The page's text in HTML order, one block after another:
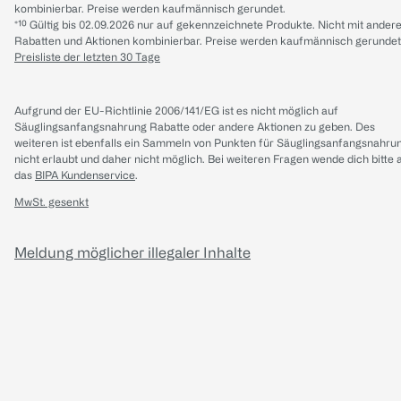
kombinierbar. Preise werden kaufmännisch gerundet.
*¹⁰ Gültig bis 02.09.2026 nur auf gekennzeichnete Produkte. Nicht mit
Rabatten und Aktionen kombinierbar. Preise werden kaufmännisch
Preisliste der letzten 30 Tage
Aufgrund der EU-Richtlinie 2006/141/EG ist es nicht möglich auf
Säuglingsanfangsnahrung Rabatte oder andere Aktionen zu geben. Des
weiteren ist ebenfalls ein Sammeln von Punkten für
nicht erlaubt und daher nicht möglich. Bei weiteren Fragen wende dich bitte
das BIPA Kundenservice.
MwSt. gesenkt
Meldung möglicher illegaler Inhalte